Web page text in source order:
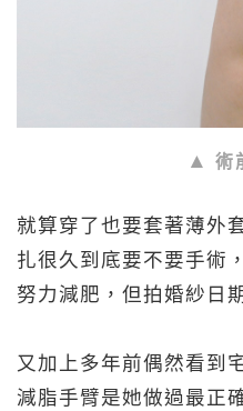
術
就算穿了也要套著薄外
扎很久到底要不要手術
努力減肥，但拍婚紗日
又加上多年前偶然看到
減脂手臂是她做過最正